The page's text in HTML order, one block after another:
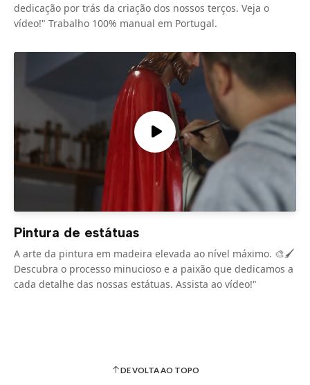
dedicação por trás da criação dos nossos terços. Veja o
vídeo!" Trabalho 100% manual em Portugal.
Pintura de estátuas
A arte da pintura em madeira elevada ao nível máximo. 🎨🖌️
Descubra o processo minucioso e a paixão que dedicamos a
cada detalhe das nossas estátuas. Assista ao vídeo!"
DE VOLTA AO TOPO